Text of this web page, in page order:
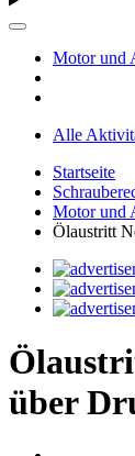
Motor und
Alle
Startseite
Motor und
Ölaustritt
über